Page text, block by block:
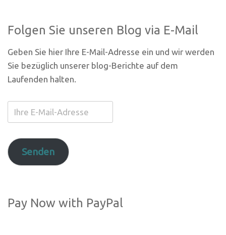
Folgen Sie unseren Blog via E-Mail
Geben Sie hier Ihre E-Mail-Adresse ein und wir werden
Sie bezüglich unserer blog-Berichte auf dem
Laufenden halten.
Ihre
E-
AdresseSenden
Pay Now with PayPal